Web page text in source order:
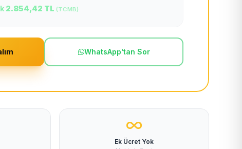
2.854,42 TL (TCMB)
WhatsApp'tan Sor
Ek Ücret Yok